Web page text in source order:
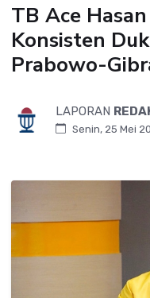
TB Ace
Konsisten
Prabowo-
LAPORAN
Senin, 25 Mei